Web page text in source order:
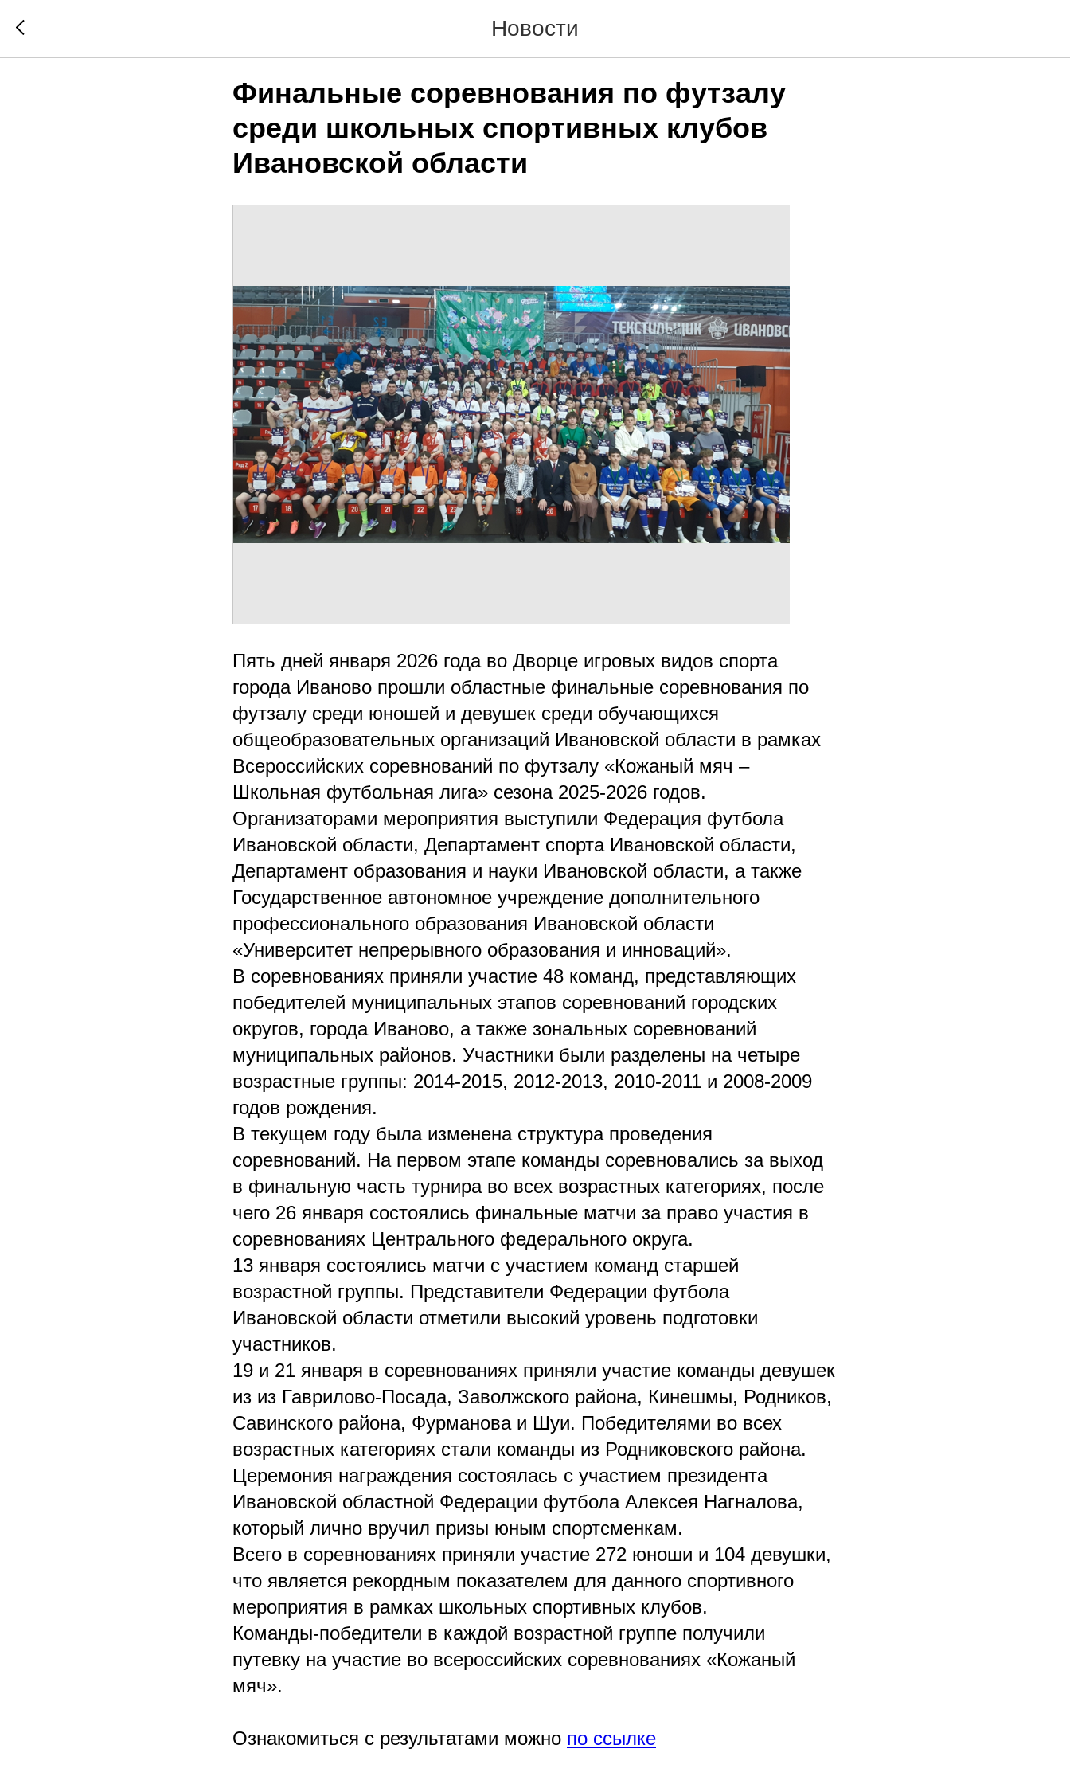
Новости
Финальные соревнования по футзалу
среди школьных спортивных клубов
Ивановской области
Пять дней января 2026 года во Дворце игровых видов спорта
города Иваново прошли областные финальные соревнования по
футзалу среди юношей и девушек среди обучающихся
общеобразовательных организаций Ивановской области в рамках
Всероссийских соревнований по футзалу «Кожаный мяч –
Школьная футбольная лига» сезона 2025-2026 годов.
Организаторами мероприятия выступили Федерация футбола
Ивановской области, Департамент спорта Ивановской области,
Департамент образования и науки Ивановской области, а также
Государственное автономное учреждение дополнительного
профессионального образования Ивановской области
«Университет непрерывного образования и инноваций».
В соревнованиях приняли участие 48 команд, представляющих
победителей муниципальных этапов соревнований городских
округов, города Иваново, а также зональных соревнований
муниципальных районов. Участники были разделены на четыре
возрастные группы: 2014-2015, 2012-2013, 2010-2011 и 2008-2009
годов рождения.
В текущем году была изменена структура проведения
соревнований. На первом этапе команды соревновались за выход
в финальную часть турнира во всех возрастных категориях, после
чего 26 января состоялись финальные матчи за право участия в
соревнованиях Центрального федерального округа.
13 января состоялись матчи с участием команд старшей
возрастной группы. Представители Федерации футбола
Ивановской области отметили высокий уровень подготовки
участников.
19 и 21 января в соревнованиях приняли участие команды девушек
из из Гаврилово-Посада, Заволжского района, Кинешмы, Родников,
Савинского района, Фурманова и Шуи. Победителями во всех
возрастных категориях стали команды из Родниковского района.
Церемония награждения состоялась с участием президента
Ивановской областной Федерации футбола Алексея Нагналова,
который лично вручил призы юным спортсменкам.
Всего в соревнованиях приняли участие 272 юноши и 104 девушки,
что является рекордным показателем для данного спортивного
мероприятия в рамках школьных спортивных клубов.
Команды-победители в каждой возрастной группе получили
путевку на участие во всероссийских соревнованиях «Кожаный
мяч».
Ознакомиться с результатами можно по ссылке